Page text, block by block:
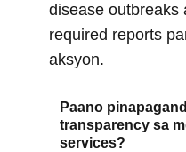
disease outbreaks
required reports
aksyon.
Paano
transparency sa
services?